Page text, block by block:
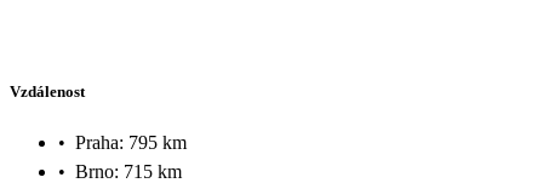
Vzdálenost
• Praha: 795 km
• Brno: 715 km